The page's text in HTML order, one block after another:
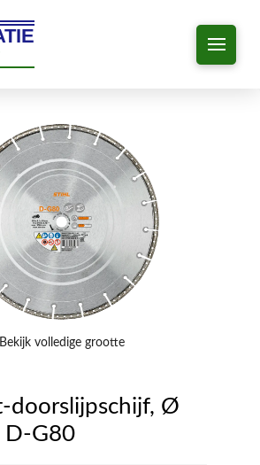
Bekijk volledige grootte
doorslijpschijf, Ø
D-G80